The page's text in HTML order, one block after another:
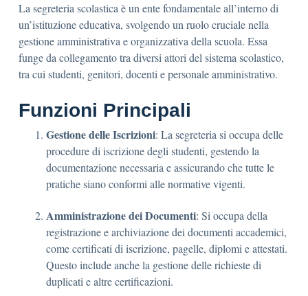
La segreteria scolastica è un ente fondamentale all’interno di
un’istituzione educativa, svolgendo un ruolo cruciale nella
gestione amministrativa e organizzativa della scuola. Essa
funge da collegamento tra diversi attori del sistema scolastico,
tra cui studenti, genitori, docenti e personale amministrativo.
Funzioni Principali
Gestione delle Iscrizioni: La segreteria si occupa delle
procedure di iscrizione degli studenti, gestendo la
documentazione necessaria e assicurando che tutte le
pratiche siano conformi alle normative vigenti.
Amministrazione dei Documenti: Si occupa della
registrazione e archiviazione dei documenti accademici,
come certificati di iscrizione, pagelle, diplomi e attestati.
Questo include anche la gestione delle richieste di
duplicati e altre certificazioni.